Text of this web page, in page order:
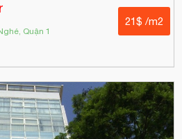
Quận 1
21$ /m2